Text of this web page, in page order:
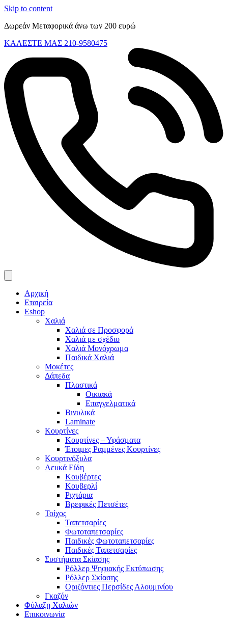
Skip to content
Δωρεάν Μεταφορικά άνω των 200 ευρώ
ΚΑΛΕΣΤΕ ΜΑΣ 210-9580475
Αρχική
Εταιρεία
Eshop
Χαλιά
Χαλιά σε Προσφορά
Χαλιά με σχέδιο
Χαλιά Μονόχρωμα
Παιδικά Χαλιά
Μοκέτες
Δάπεδα
Πλαστικά
Οικιακά
Επαγγελματικά
Βινυλικά
Laminate
Κουρτίνες
Κουρτίνες – Υφάσματα
Έτοιμες Ραμμένες Κουρτίνες
Κουρτινόξυλα
Λευκά Είδη
Κουβέρτες
Κουβερλί
Ριχτάρια
Βρεφικές Πετσέτες
Τοίχος
Ταπετσαρίες
Φωτοταπετσαρίες
Παιδικές Φωτοταπετσαρίες
Παιδικές Ταπετσαρίες
Συστήματα Σκίασης
Ρόλλερ Ψηφιακής Εκτύπωσης
Ρόλλερ Σκίασης
Οριζόντιες Περσίδες Αλουμινίου
Γκαζόν
Φύλαξη Χαλιών
Επικοινωνία